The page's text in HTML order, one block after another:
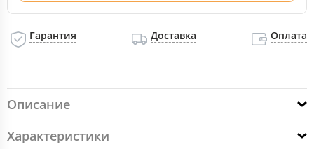
Гарантия Доставка Оплата
Описание
Характеристики